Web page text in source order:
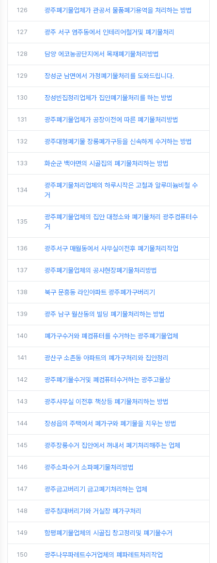
126 광주폐기물업체가 관공서 물품폐기용역을 처리하는 방법
127 광주 서구 염주동에서 인테리어철거및 폐기물처리
128 담양 에코농공단지에서 목재폐기물처리방법
129 장성군 남면에서 가정폐기물처리를 도와드립니다.
130 장성빈집정리업체가 집안폐기물처리를 하는 방법
131 광주폐기물업체가 공장이전에 따른 폐기물처리방법
132 광주대형폐기물 장롱폐가구등을 신속하게 수거하는 방법
133 화순군 백아면의 시골집의 폐기물처리하는 방법
134
광주폐기물처리업체의 하루시작은 고철과 알루미늄비철 수
거
135
광주폐기물업체의 집안 대청소와 폐기물처리 광주컴퓨터수
거
136 광주서구 매월동에서 사무실이전후 폐기물처리작업
137 광주폐기물업체의 공사현장폐기물처리방법
138 북구 문흥동 라인아파트 광주폐가구버리기
139 광주 남구 월산동의 빌딩 폐기물처리하는 방법
140 폐가구수거와 폐컴퓨터를 수거하는 광주폐기물업체
141 광산구 소촌동 아파트의 폐가구처리와 집안정리
142 광주폐기물수거및 폐컴퓨터수거하는 광주고물상
143 광주사무실 이전후 책상등 폐기물처리하는 방법
144 장성읍의 주택에서 폐가구와 폐기물을 치우는 방법
145 광주장롱수거 집안에서 꺼내서 폐기처리해주는 업체
146 광주소파수거 소파폐기물처리방법
147 광주금고버리기 금고폐기처리하는 업체
148 광주침대버리기와 거실장 폐가구처리
149 함평폐기물업체의 시골집 창고정리및 폐기물수거
150 광주나무파레트수거업체의 폐파레트처리작업